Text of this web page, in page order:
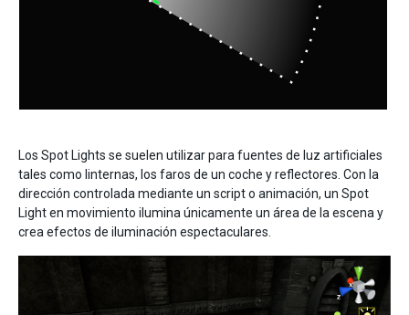
Los Spot Lights se suelen utilizar para fuentes de luz artificiales
tales como linternas, los faros de un coche y reflectores. Con la
dirección controlada mediante un script o animación, un Spot
Light en movimiento ilumina únicamente un área de la escena y
crea efectos de iluminación espectaculares.